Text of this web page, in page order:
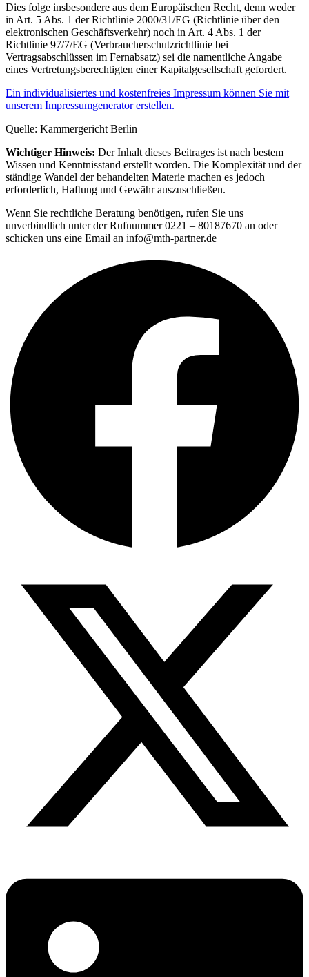
Dies folge insbesondere aus dem Europäischen Recht, denn weder
in Art. 5 Abs. 1 der Richtlinie 2000/31/EG (Richtlinie über den
elektronischen Geschäftsverkehr) noch in Art. 4 Abs. 1 der
Richtlinie 97/7/EG (Verbraucherschutzrichtlinie bei
Vertragsabschlüssen im Fernabsatz) sei die namentliche Angabe
eines Vertretungsberechtigten einer Kapitalgesellschaft gefordert.
Ein individualisiertes und kostenfreies Impressum können Sie mit
unserem Impressumgenerator erstellen.
Quelle: Kammergericht Berlin
Wichtiger Hinweis: Der Inhalt dieses Beitrages ist nach bestem
Wissen und Kenntnisstand erstellt worden. Die Komplexität und der
ständige Wandel der behandelten Materie machen es jedoch
erforderlich, Haftung und Gewähr auszuschließen.
Wenn Sie rechtliche Beratung benötigen, rufen Sie uns
unverbindlich unter der Rufnummer 0221 – 80187670 an oder
schicken uns eine Email an info@mth-partner.de